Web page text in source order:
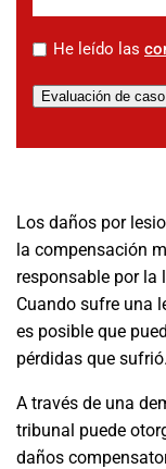
* He leído las
Evaluación de
Los daños por
la compensación
responsable por la
Cuando sufre una
es posible que
pérdidas que sufrió.
A través de una
tribunal puede
daños